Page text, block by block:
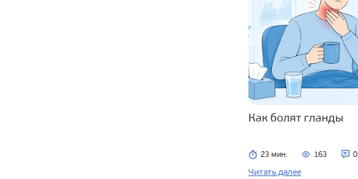
Как болят гланды
23 мин. 163 0
Читать далее